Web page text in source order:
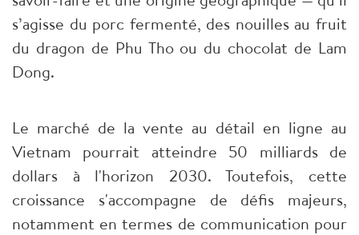
s’agisse du porc fermenté, des nouilles au fruit
du dragon de Phu Tho ou du chocolat de Lam
Dong.
Le marché de la vente au détail en ligne au
Vietnam pourrait atteindre 50 milliards de
dollars à l'horizon 2030. Toutefois, cette
croissance s'accompagne de défis majeurs,
notamment en termes de communication pour